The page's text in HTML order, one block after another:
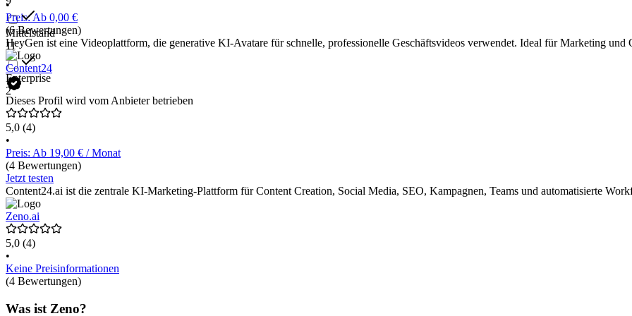
Mittelstand
11
Enterprise
2
•
Preis: Ab 0,00 €
(6 Bewertungen)
HeyGen ist eine Videoplattform, die generative KI-Avatare für schnelle, professionelle Geschäftsvideos verwendet. Ideal für Marketing und
Content24
Dieses Profil wird vom Anbieter betrieben
5,0 (4)
•
Preis: Ab 19,00 € / Monat
(4 Bewertungen)
Jetzt testen
Content24.ai ist die zentrale KI-Marketing-Plattform für Content Creation, Social Media, SEO, Kampagnen, Teams und automatisierte
Zeno.ai
5,0 (4)
•
Keine Preisinformationen
(4 Bewertungen)
Was ist Zeno?